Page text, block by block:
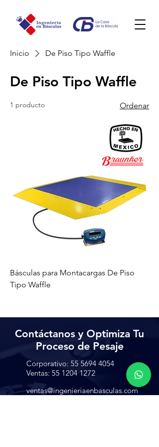
Inicio De Piso Tipo Waffle
De Piso Tipo Waffle
1 producto Ordenar
Básculas para Montacargas De Piso
Tipo Waffle
Contáctanos y Optimiza Tu
Proceso de Pesaje
Corporativo: 55 5694 4054
Ventas: 55 1204 1272
ventas@ingenieriaenbasculas.com